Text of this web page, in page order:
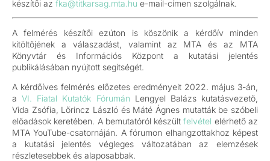
készítői az fka@titkarsag.mta.hu e-mail-címen szolgálnak.
A felmérés készítői ezúton is köszönik a kérdőív minden
kitöltőjének a válaszadást, valamint az MTA és az MTA
Könyvtár és Információs Központ a kutatási jelentés
publikálásában nyújtott segítségét.
A kérdőíves felmérés előzetes eredményeit 2022. május 3-án,
aVI. Fiatal Kutatók Fórumán Lengyel Balázs kutatásvezető,
Vida Zsófia, Lőrincz László és Máté Ágnes mutatták be szóbeli
előadások keretében. A bemutatóról készültfelvétel elérhető az
MTA YouTube-csatornáján. A fórumon elhangzottakhoz képest
a kutatási jelentés végleges változatában az elemzések
részletesebbek és alaposabbak.